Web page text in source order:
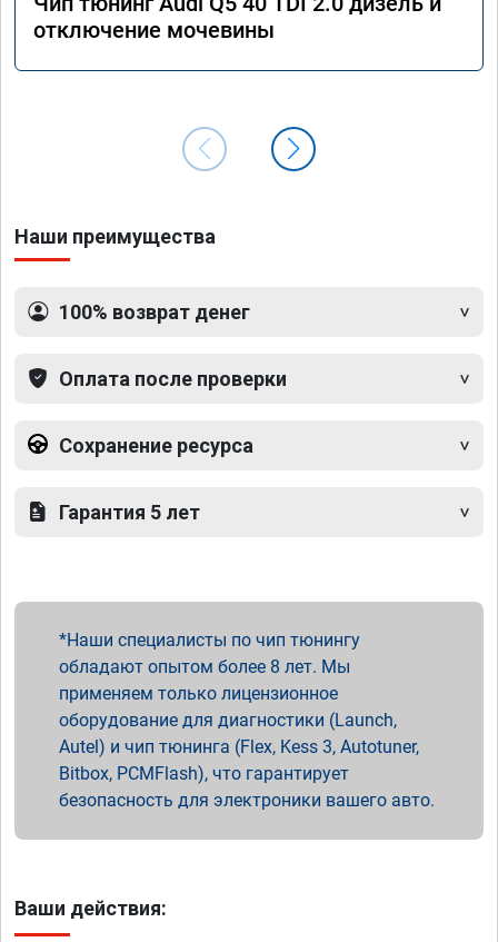
отключение мочевины
Наши преимущества
100% возврат денег
Оплата после проверки
Сохранение ресурса
Гарантия 5 лет
Наши специалисты по чип тюнингу
обладают опытом более 8 лет. Мы
применяем только лицензионное
оборудование для диагностики (Launch,
Autel) и чип тюнинга (Flex, Kess 3, Autotuner,
Bitbox, PCMFlash), что гарантирует
безопасность для электроники вашего авто.
Ваши действия: